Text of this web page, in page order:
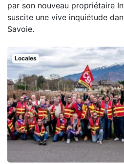
par son nouveau propriétaire
suscite une vive inquiétude
Savoie.
Locales